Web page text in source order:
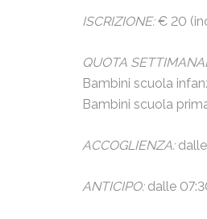
ISCRIZIONE:€ 20
QUOTA
Bambini scuola
Bambini scuola
ACCOGLIENZA:
ANTICIPO:dalle